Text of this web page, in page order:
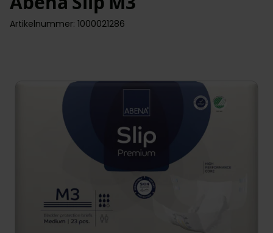
Artikelnummer: 1000021286